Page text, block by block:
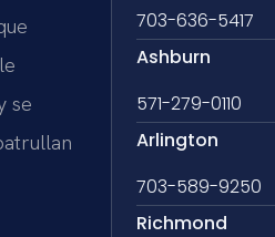
se
703-636-5417
Ashburn
571-279-0110
Arlington
703-589-9250
Richmond